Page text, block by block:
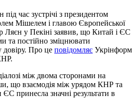
час зустрічі з президентом
Мішелем і главою Європейської
Ляєн у Пекіні заявив, що Китай і ЄС
та постійно зміцнювати
довіру. Про це повідомляє Укрінформ
між двома сторонами на
що взаємодія між урядом КНР та
принесла значні результати в